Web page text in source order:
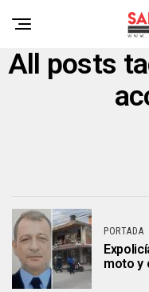
All posts
PORTADA
moto y